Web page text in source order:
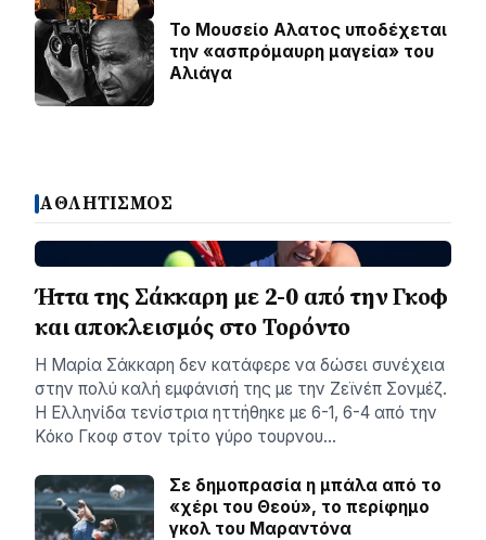
Το Μουσείο Αλατος υποδέχεται
την «ασπρόμαυρη μαγεία» του
Αλιάγα
ΑΘΛΗΤΙΣΜΟΣ
Ήττα της Σάκκαρη με 2-0 από την Γκοφ
και αποκλεισμός στο Τορόντο
Η Μαρία Σάκκαρη δεν κατάφερε να δώσει συνέχεια
στην πολύ καλή εμφάνισή της με την Ζεϊνέπ Σονμέζ.
Η Ελληνίδα τενίστρια ηττήθηκε με 6-1, 6-4 από την
Κόκο Γκοφ στον τρίτο γύρο τουρνου…
Σε δημοπρασία η μπάλα από το
«χέρι του Θεού», το περίφημο
γκολ του Μαραντόνα